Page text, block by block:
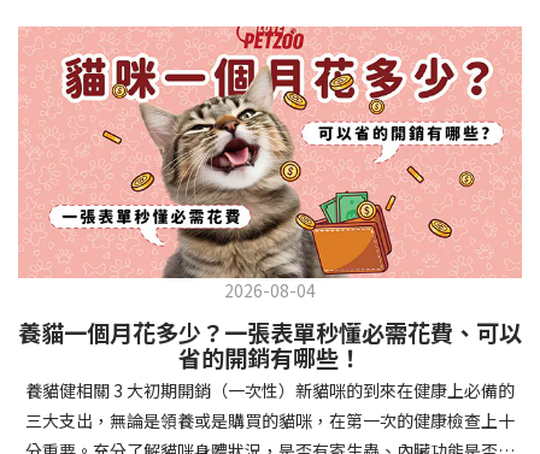
時立即獎勵。另外要處理的常見問題包括咬人、啃咬家具和亂叫。
每當出現不當行為，給予適當替代品（如咬玩具代替咬手），並在
幼犬選擇正確行為時獎勵，這比責罵更有效。社交化訓練 兩個月大
的幼犬正處於社會化黃金期，這階段的經驗將深刻影響未來性格。
安排幼犬接觸不同人類（包括兒童、戴眼鏡的人、使用拐杖的人
等）、各種動物、交通工具和環境聲音。起初保持在安全、受控的
情境中，逐漸增加複雜度。每次正面社交體驗後給予獎勵，建立幼
犬對新事物的積極態度。進階技巧強化 基礎訓練穩固後，可以進入
更複雜的技巧訓練。這包括遠距離控制、不同干擾下的指令遵從、
多步驟動作等。使用延遲獎勵技巧，讓幼犬學會即使沒有立即獎勵
也能保持良好行為。引入不同環境中的訓練，如公園、寵物店等，
幫助幼犬在各種情境下都能聽從指令。維持良好習慣 成功的訓練不
是一次性的，而是需要持續維護。即使幼犬已經掌握所有技能，也
要定期複習，防止行為退化。將訓練融入日常生活，如出門前的
下降，表示身體狀況不佳，應儘快就醫！📌 貓咪拉肚子判斷步驟5：
檢查是否需要帶去看獸醫 如果拉肚子 1~2 次但精神好、食慾正常，
可以先觀察，如果腹瀉超過 48 小時或水狀腹瀉 + 嗜睡、食慾下降、
嘔吐 應立即就醫。 透過這 5 個步驟，你可以快速判斷貓咪拉肚子的
原因與嚴重程度，確保毛孩的腸胃健康！如果不確定情況，還是建
議讓獸醫檢查，才能安心哦！🐾💖4種高風險群貓咪拉肚子要小心高
風險貓咪包含：幼貓、老貓、懷孕貓、有慢性疾病貓，這些貓咪在
身體狀況出現警訊時要特別注意，如拉肚子次數超過2次以上，就建
議直接尋求獸醫協助。2要訣判斷貓咪拉肚子要不要看醫生 高風險貓
的貓咪，如拉肚子超過2-3天，建議直接尋求獸醫師協助。並記得提
供觀察紀錄給予獸醫師進行專業判斷。貓咪拉肚子但精神很好？如
果飼主有發現貓咪拉肚子的情形，但貓咪的精神很好。有可能與飲
食方便相關，回想是否進食新的食物，或是正進行飼料更換的過
兩全其美！貓咪掉毛原因1. 皮膚問題貓咪皮膚問題是造成掉毛的常
見兇手！皮膚發炎、感染或是長期搔癢，都會讓貓咪的毛髮失去健
康光澤並大量脫落。常見的皮膚問題包括皮膚黴菌、細菌感染、疥
癬蟲等寄生蟲，甚至是皮膚過度乾燥。如果發現貓咪皮膚有紅腫、
結痂、脫屑或異常氣味，同時伴隨掉毛，建議盡快帶牠看獸醫哦！
貓咪掉毛原因2. 過敏誰說只有人類會過敏？貓咪也會！貓咪可能對
環境中的塵蟎、花粉、清潔劑，甚至是食物中的某些成分產生過敏
反應。過敏症狀不只是打噴嚏、流眼淚，還會引起皮膚搔癢和掉毛
問題。特別是食物過敏，更是常被忽略的掉毛元兇！如果貓咪經常
抓癢或舔舐特定部位，同時伴隨掉毛，很可能是過敏在作怪呢！貓
咪掉毛原因3. 營養不足貓咪的毛髮健康與營養息息相關！當貓咪飲
食中缺乏必要的蛋白質、脂肪酸（尤其是Omega-3和Omega-
6）、維生素或礦物質時，毛髮就會變得乾燥、脆弱，容易斷裂脫
落。長期餵食低品質或不均衡的貓糧，可能使貓咪營養不良，進而
2026-08-04
養貓一個月花多少？一張表單秒懂必需花費、可以
省的開銷有哪些！
養貓健相關 3 大初期開銷（一次性）新貓咪的到來在健康上必備的
三大支出，無論是領養或是購買的貓咪，在第一次的健康檢查上十